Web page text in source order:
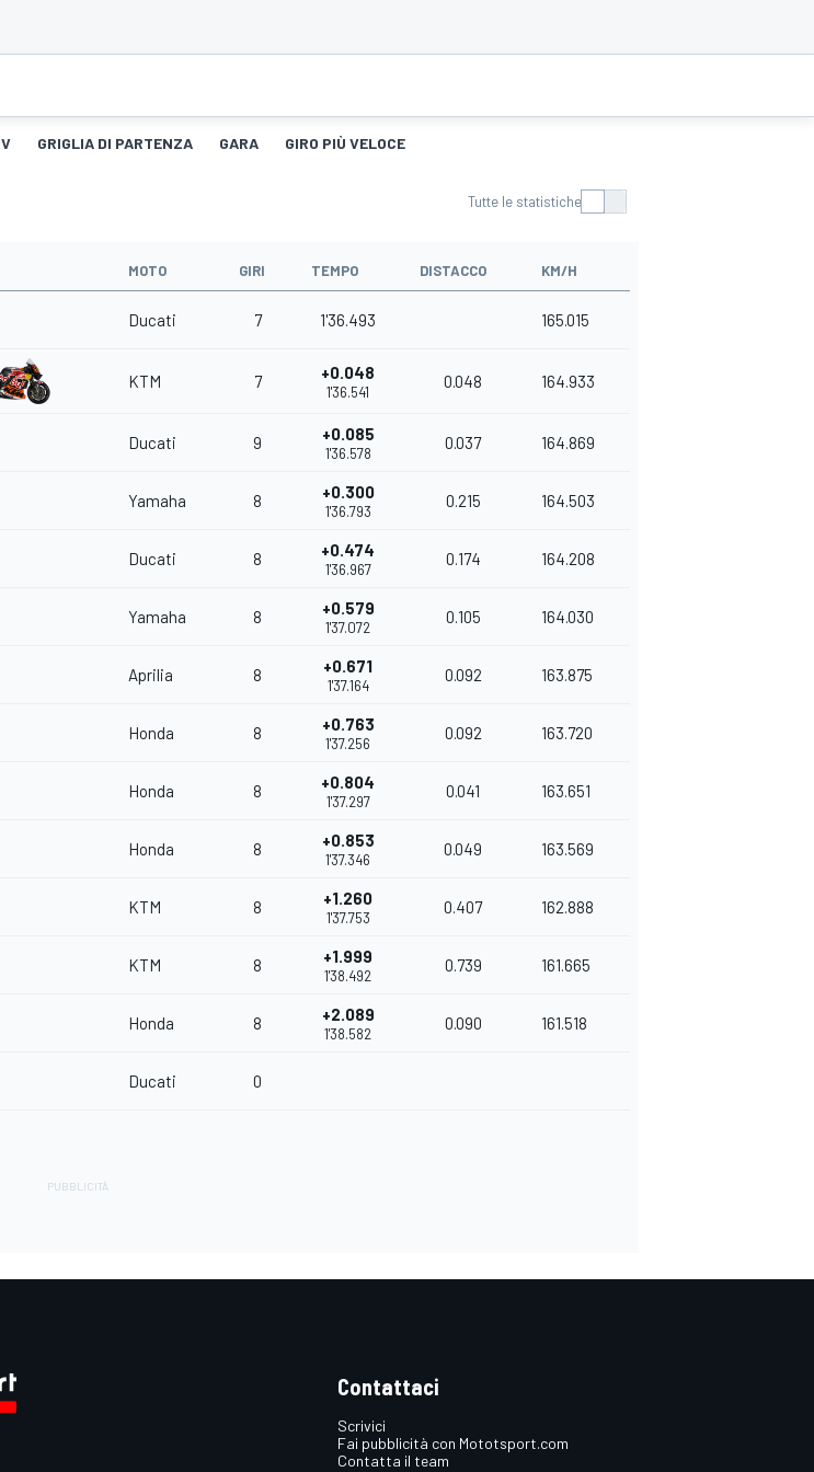
V GRIGLIA DI PARTENZA GARA GIRO PIÙ VELOCE
Tutte le statistiche
MOTO GIRI TEMPO DISTACCO KM/H
Ducati 7 1'36.493 165.015
KTM 7 +0.048
1'36.541
0.048 164.933
Ducati 9 +0.085
1'36.578
0.037 164.869
Yamaha 8 +0.300
1'36.793
0.215 164.503
Ducati 8 +0.474
1'36.967
0.174 164.208
Yamaha 8 +0.579
1'37.072
0.105 164.030
Aprilia 8 +0.671
1'37.164
0.092 163.875
Honda 8 +0.763
1'37.256
0.092 163.720
Honda 8 +0.804
1'37.297
0.041 163.651
Honda 8 +0.853
1'37.346
0.049 163.569
KTM 8 +1.260
1'37.753
0.407 162.888
KTM 8 +1.999
1'38.492
0.739 161.665
Honda 8 +2.089
1'38.582
0.090 161.518
Ducati 0
Contattaci
Scrivici
Fai pubblicità con Mototsport.com
Contatta il team